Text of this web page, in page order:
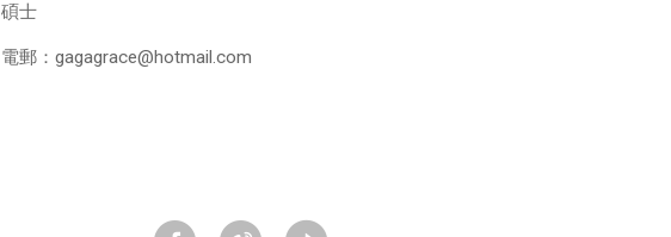
碩士
電郵：gagagrace@hotmail.com